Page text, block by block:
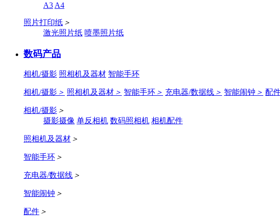
A3 A4
照片打印纸 ＞
激光照片纸 喷墨照片纸
数码产品
相机/摄影 照相机及器材 智能手环
相机/摄影 ＞ 照相机及器材 ＞ 智能手环 ＞ 充电器/数据线 ＞ 智能闹钟 ＞ 配
相机/摄影 ＞
摄影摄像 单反相机 数码照相机 相机配件
照相机及器材 ＞
智能手环 ＞
充电器/数据线 ＞
智能闹钟 ＞
配件 ＞